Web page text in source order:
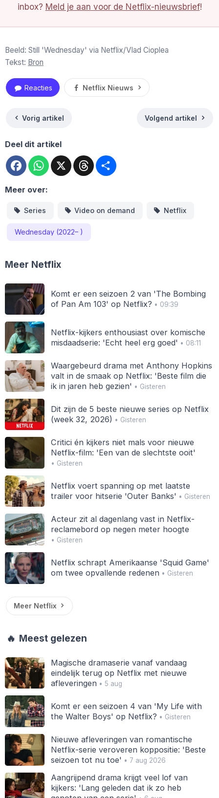
inbox? Meld je aan voor de Netflix-nieuwsbrief!
Beeld: Still 'Wednesday' via Netflix/Vlad Cioplea
Tekst: Bron
Reacties Netflix Nieuws
Vorig artikel Volgend artikel
Deel dit artikel
FacebookWhatsApp
X Threads
Meer over:
Series Video on demand Netflix
Wednesday (2022– )
Meer Netflix
Komt er een seizoen 2 van 'The Bombing
of Pan Am 103' op Netflix? • 09:39
Netflix-kijkers enthousiast over komische
misdaadserie: 'Echt heel erg goed' • 08:11
Waargebeurd drama met Anthony Hopkins
valt in de smaak op Netflix: 'Beste film die
ik in jaren heb gezien' • Gisteren
Dit zijn de 5 beste nieuwe series op Netflix
(week 32, 2026) • Gisteren
Critici én kijkers niet mals voor nieuwe
Netflix-film: 'Een van de slechtste ooit'
• Gisteren
Netflix voert spanning op met laatste
trailer voor hitserie 'Outer Banks' • Gisteren
Acteur zit al dagenlang vast in Netflix-
reclamebord op negen meter hoogte
• Gisteren
Netflix schrapt Amerikaanse 'Squid Game'
om twee opvallende redenen• Gisteren
Meer Netflix
🔥 Meest gelezen
Magische dramaserie vanaf vandaag
eindelijk terug op Netflix met nieuwe
afleveringen• 5 aug
Komt er een seizoen 4 van 'My Life with
the Walter Boys' op Netflix? • Gisteren
Nieuwe afleveringen van romantische
Netflix-serie veroveren koppositie: 'Beste
seizoen tot nu toe' • 7 aug 2026
Aangrijpend drama krijgt veel lof van
kijkers: 'Lang geleden dat ik zo heb